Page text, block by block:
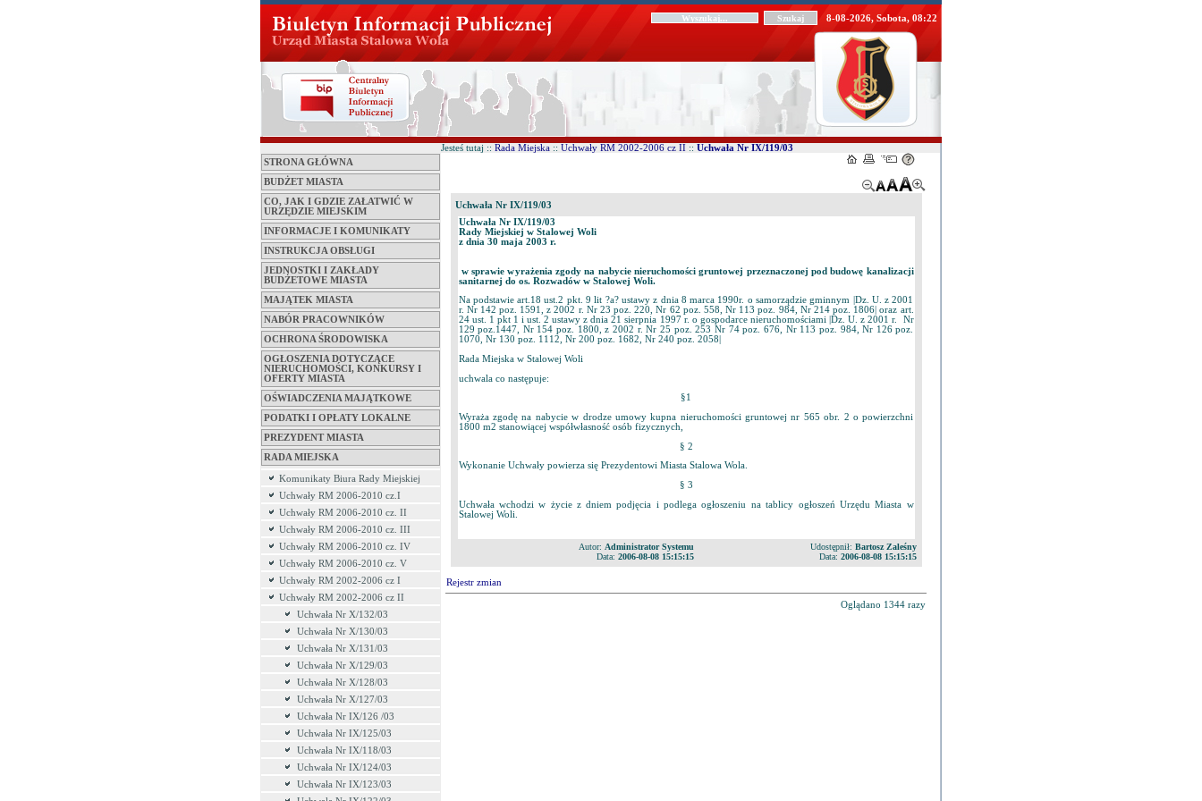
8-08-2026, Sobota, 08:22
STRONA GŁÓWNA
BUDŻET MIASTA
CO, JAK I GDZIE ZAŁATWIĆ W
URZĘDZIE MIEJSKIM
INFORMACJE I KOMUNIKATY
INSTRUKCJA OBSŁUGI
JEDNOSTKI I ZAKŁADY
BUDŻETOWE MIASTA
MAJĄTEK MIASTA
NABÓR PRACOWNIKÓW
OCHRONA ŚRODOWISKA
OGŁOSZENIA DOTYCZĄCE
NIERUCHOMOŚCI, KONKURSY I
OFERTY MIASTA
OŚWIADCZENIA MAJĄTKOWE
PODATKI I OPŁATY LOKALNE
PREZYDENT MIASTA
RADA MIEJSKA
Komunikaty Biura Rady Miejskiej
Uchwały RM 2006-2010 cz.I
Uchwały RM 2006-2010 cz. II
Uchwały RM 2006-2010 cz. III
Uchwały RM 2006-2010 cz. IV
Uchwały RM 2006-2010 cz. V
Uchwały RM 2002-2006 cz I
Uchwały RM 2002-2006 cz II
Uchwała Nr X/132/03
Uchwała Nr X/130/03
Uchwała Nr X/131/03
Uchwała Nr X/129/03
Uchwała Nr X/128/03
Uchwała Nr X/127/03
Uchwała Nr IX/126 /03
Uchwała Nr IX/125/03
Uchwała Nr IX/118/03
Uchwała Nr IX/124/03
Uchwała Nr IX/123/03
Jesteś tutaj :: Rada Miejska :: Uchwały RM 2002-2006 cz II :: Uchwała Nr IX/119/03
Uchwała Nr IX/119/03
Uchwała Nr IX/119/03
Rady Miejskiej w Stalowej Woli
z dnia 30 maja 2003 r.
w sprawie wyrażenia zgody na nabycie nieruchomości gruntowej przeznaczonej pod budowę kanalizacji
sanitarnej do os. Rozwadów w Stalowej Woli.
Na podstawie art.18 ust.2 pkt. 9 lit ?a? ustawy z dnia 8 marca 1990r. o samorządzie gminnym |Dz. U. z 2001
r. Nr 142 poz. 1591, z 2002 r. Nr 23 poz. 220, Nr 62 poz. 558, Nr 113 poz. 984, Nr 214 poz. 1806| oraz art.
24 ust. 1 pkt 1 i ust. 2 ustawy z dnia 21 sierpnia 1997 r. o gospodarce nieruchomościami |Dz. U. z 2001 r. Nr
129 poz.1447, Nr 154 poz. 1800, z 2002 r. Nr 25 poz. 253 Nr 74 poz. 676, Nr 113 poz. 984, Nr 126 poz.
1070, Nr 130 poz. 1112, Nr 200 poz. 1682, Nr 240 poz. 2058|
Rada Miejska w Stalowej Woli
uchwala co następuje:
§1
Wyraża zgodę na nabycie w drodze umowy kupna nieruchomości gruntowej nr 565 obr. 2 o powierzchni
1800 m2 stanowiącej współwłasność osób fizycznych,
§ 2
Wykonanie Uchwały powierza się Prezydentowi Miasta Stalowa Wola.
§ 3
Uchwała wchodzi w życie z dniem podjęcia i podlega ogłoszeniu na tablicy ogłoszeń Urzędu Miasta w
Stalowej Woli.
Autor: Administrator Systemu
Data: 2006-08-08 15:15:15
Udostępnił: Bartosz Zaleśny
Data: 2006-08-08 15:15:15
Rejestr zmian
Oglądano 1344 razy